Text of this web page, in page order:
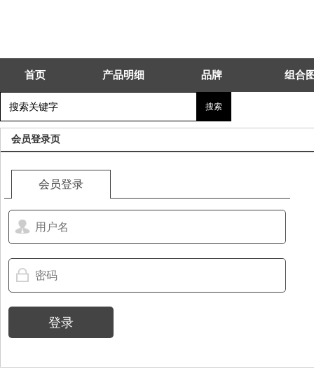
首页 产品明细 品牌 组合
会员登录页
会员登录
登录